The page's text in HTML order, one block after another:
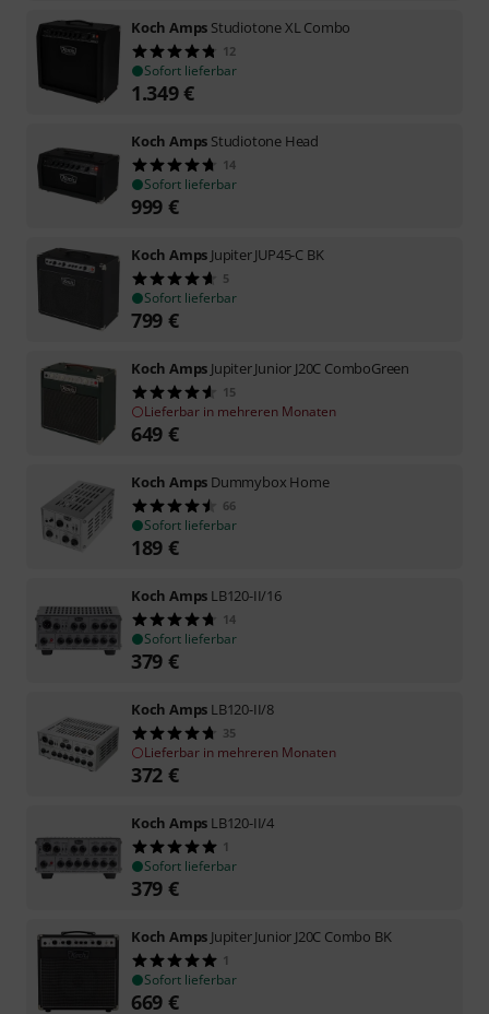
Koch Amps Studiotone XL Combo
12
Sofort lieferbar
1.349€
Koch Amps Studiotone Head
14
Sofort lieferbar
999 €
Koch Amps Jupiter JUP45-C BK
5
Sofort lieferbar
799 €
Koch Amps Jupiter Junior J20C ComboGreen
15
Lieferbar in mehreren Monaten
649 €
Koch Amps Dummybox Home
66
Sofort lieferbar
189 €
Koch Amps LB120-II/16
14
Sofort lieferbar
379 €
Koch Amps LB120-II/8
35
Lieferbar in mehreren Monaten
372 €
Koch Amps LB120-II/4
1
Sofort lieferbar
379 €
Koch Amps Jupiter Junior J20C Combo BK
1
Sofort lieferbar
669 €